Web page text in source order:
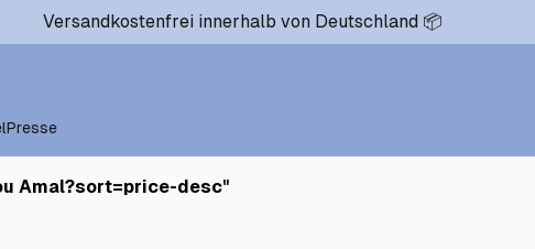
Versandkostenfrei innerhalb von Deutschland 📦
Presse
Amal?sort=price-desc"